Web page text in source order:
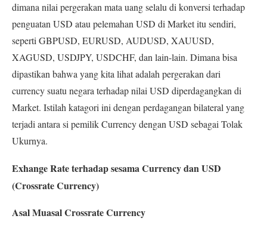
dimana nilai pergerakan mata uang selalu di konversi terhadap
penguatan USD atau pelemahan USD di Market itu sendiri,
sepertiGBPUSD, EURUSD, AUDUSD, XAUUSD,
XAGUSD, USDJPY, USDCHF, dan lain-lain. Dimana bisa
dipastikan bahwa yang kita lihat adalah pergerakan dari
currency suatu negara terhadap nilai USD diperdagangkan di
Market. Istilah katagori ini dengan perdagangan bilateral yang
terjadi antara si pemilik Currency dengan USD sebagai Tolak
Ukurnya.
Exhange Rate terhadap sesama Currency dan USD
(Crossrate Currency)
Asal Muasal Crossrate Currency